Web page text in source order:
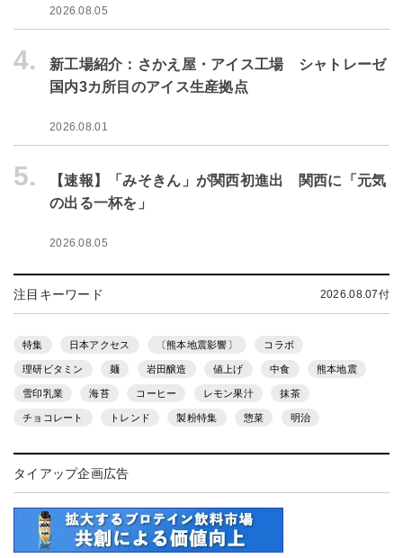
2026.08.05
4.
新工場紹介：さかえ屋・アイス工場 シャトレーゼ
国内3カ所目のアイス生産拠点
2026.08.01
5.
【速報】「みそきん」が関西初進出 関西に「元気
の出る一杯を」
2026.08.05
注目キーワード 2026.08.07付
特集 日本アクセス 〔熊本地震影響〕 コラボ
理研ビタミン 麺 岩田醸造 値上げ 中食 熊本地震
雪印乳業 海苔 コーヒー レモン果汁 抹茶
チョコレート トレンド 製粉特集 惣菜 明治
タイアップ企画広告